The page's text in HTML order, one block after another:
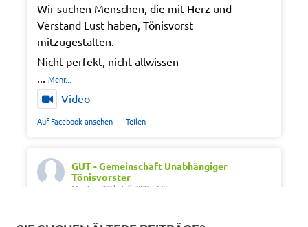
Wir suchen Menschen, die mit Herz und
Verstand Lust haben, Tönisvorst
mitzugestalten.
Nicht perfekt, nicht allwissen
... Mehr...
Video
Auf Facebook ansehen · Teilen
GUT - Gemeinschaft Unabhängiger
Tönisvorster
Montag 20th Juli 2026, 7:05